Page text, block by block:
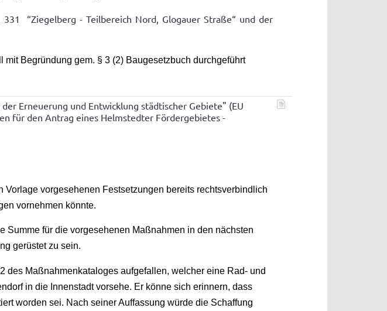
“Ziegelberg - Teilbereich Nord, Glogauer Straße“ und der
Begründung gem. § 3 (2) Baugesetzbuch durchgeführt
Erneuerung und Entwicklung städtischer Gebiete" (EU
für den Antrag eines Helmstedter Fördergebietes -
vorgesehenen Festsetzungen bereits rechtsverbindlich
vornehmen könnte.
Summe für die vorgesehenen Maßnahmen in den nächsten
gerüstet zu sein.
des Maßnahmenkataloges aufgefallen, welcher eine Rad- und
in die Innenstadt vorsehe. Er könne sich erinnern, dass
worden sei. Nach seiner Auffassung würde die Schaffung